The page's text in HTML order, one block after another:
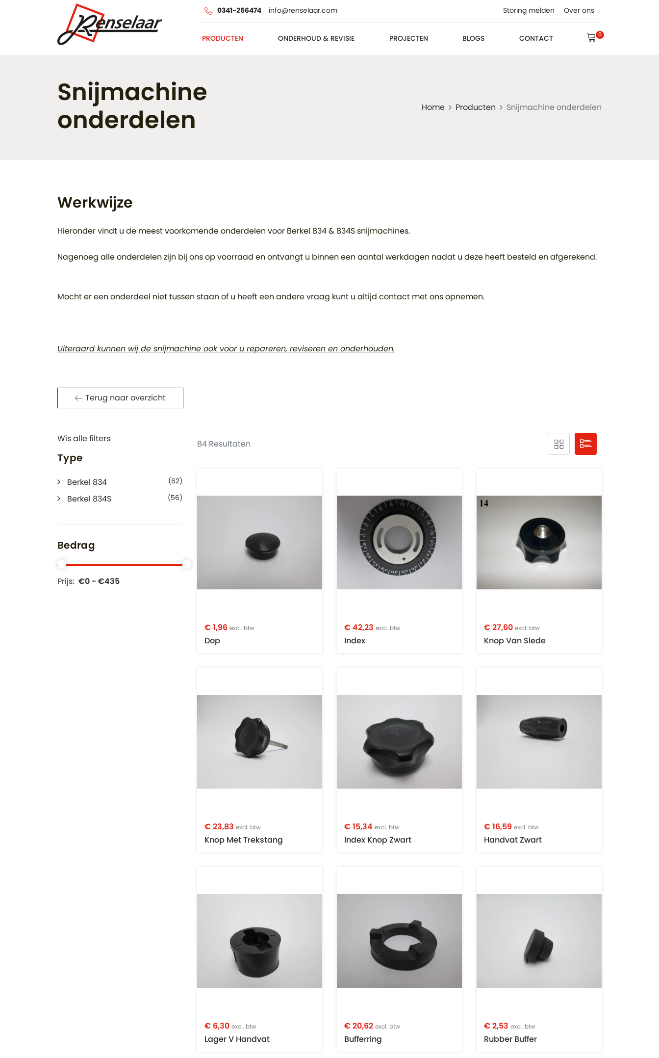
0341-256474 info@renselaar.com Storing melden Over ons
PRODUCTEN ONDERHOUD & REVISIE PROJECTEN BLOGS CONTACT
0
Snijmachine
onderdelen
Home Producten Snijmachine onderdelen
Werkwijze
Hieronder vindt u de meest voorkomende onderdelen voor Berkel 834 & 834S snijmachines.
Nagenoeg alle onderdelen zijn bij ons op voorraad en ontvangt u binnen een aantal werkdagen nadat u deze heeft besteld en afgerekend.
Mocht er een onderdeel niet tussen staan of u heeft een andere vraag kunt u altijd contact met ons opnemen.
Uiteraard kunnen wij de snijmachine ook voor u repareren, reviseren en onderhouden.
Terug naar overzicht
Wis alle filters
Type
Berkel 834 (62)
Berkel 834S (56)
Bedrag
Prijs: €0 - €435
84 Resultaten
€ 1,96 excl. btw
Dop
€ 42,23 excl. btw
Index
€ 27,60 excl. btw
Knop Van Slede
€ 23,83 excl. btw
Knop Met Trekstang
€ 15,34 excl. btw
Index Knop Zwart
€ 16,59 excl. btw
Handvat Zwart
€ 6,30 excl. btw
Lager V Handvat
€ 20,62 excl. btw
Bufferring
€ 2,53 excl. btw
Rubber Buffer